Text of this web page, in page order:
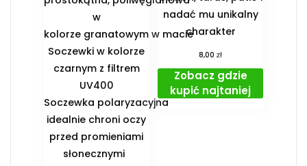
w
kolorze granatowym w macie
Soczewki w kolorze
czarnym z filtrem
UV400
Soczewka polaryzacyjna
idealnie chroni oczy
przed promieniami
słonecznymi
nadać mu unikalny
charakter
8,00zł
Zobacz gdzie
kupić najtaniej